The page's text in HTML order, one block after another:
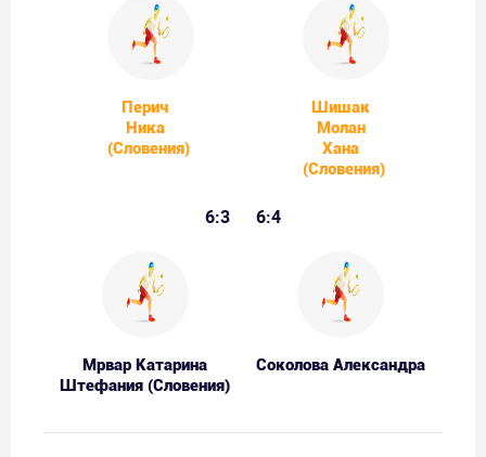
Перич
Ника
(Словения)
Шишак
Молан
Хана
(Словения)
6:3 6:4
Мрвар Катарина
Штефания (Словения)
Соколова Александра